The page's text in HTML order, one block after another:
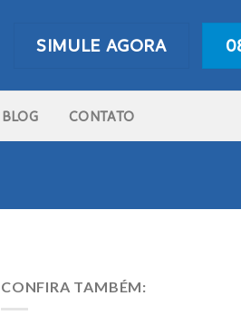
SIMULE AGORA
BLOG CONTATO
CONFIRA TAMBÉM: